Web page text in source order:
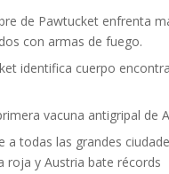
de Pawtucket enfrenta
con armas de fuego.
identifica cuerpo
vacuna antigripal de
a todas las grandes
roja y Austria bate récords